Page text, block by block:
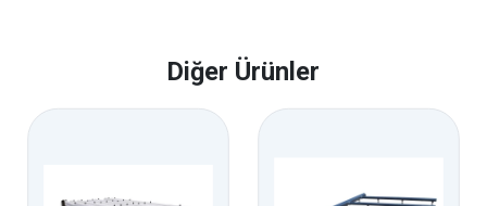
Diğer Ürünler